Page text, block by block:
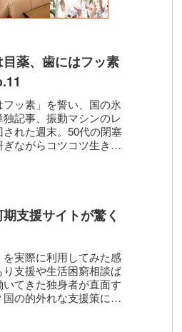
薬、歯にはフッ素
ッ素」を誓い、国の氷
記事、振動マシンのレ
れた週末。50代の閉塞
ながらコツコツ生きる
支援サイトが驚く
を実際に利用してみた感
支援や生活困窮相談ば
てきた独身者が直面す
の的外れな支援策に、